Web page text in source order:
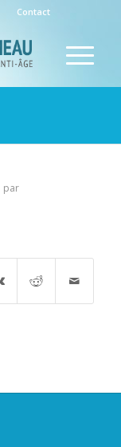
Contact
par